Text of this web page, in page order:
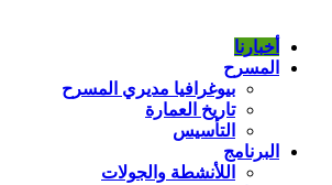
أخبارنا
المسرح
بيوغرافيا مديري المسرح
تاريخ العمارة
التأسيس
البرنامج
اللأنشطة والجولات